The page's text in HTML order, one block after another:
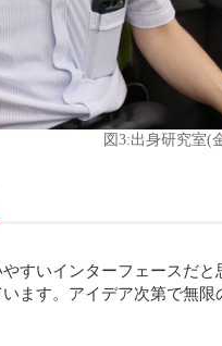
図3:出身研究室(
すいインターフェースだ
ます。アイデア次第で無